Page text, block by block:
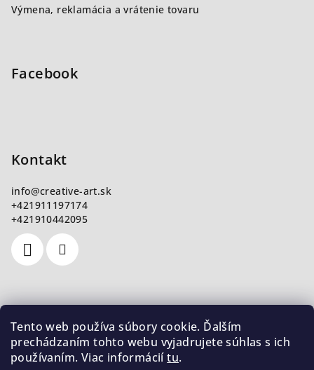
Tento web používa súbory cookie. Ďalším
prechádzaním tohto webu vyjadrujete súhlas s ich
používaním. Viac informáciítu.
Výmena, reklamácia a vrátenie tovaru
Facebook
Kontakt
info@creative-art.sk
+421911197174
+421910442095
Nákupný košík
0ks /€0